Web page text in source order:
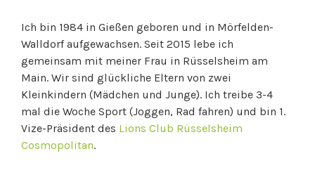
Ich bin 1984 in Gießen geboren und in Mörfelden-
Walldorf aufgewachsen. Seit 2015 lebe ich
gemeinsam mit meiner Frau in Rüsselsheim am
Main. Wir sind glückliche Eltern von zwei
Kleinkindern (Mädchen und Junge). Ich treibe 3-4
mal die Woche Sport (Joggen, Rad fahren) und bin 1.
Vize-Präsident des Lions Club Rüsselsheim
Cosmopolitan.